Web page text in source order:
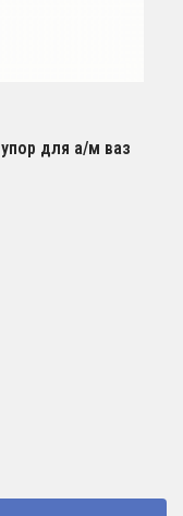
для а/м ваз